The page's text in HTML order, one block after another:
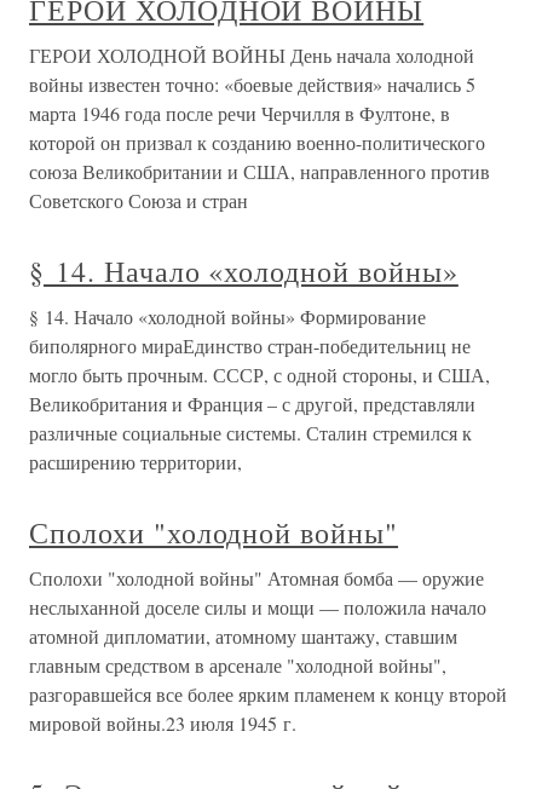
ГЕРОИ ХОЛОДНОЙ ВОЙНЫ
ГЕРОИ ХОЛОДНОЙ ВОЙНЫ День начала холодной
войны известен точно: «боевые действия» начались 5
марта 1946 года после речи Черчилля в Фултоне, в
которой он призвал к созданию военно-политического
союза Великобритании и США, направленного против
Советского Союза и стран
§ 14. Начало «холодной войны»
§ 14. Начало «холодной войны» Формирование
биполярного мираЕдинство стран-победительниц не
могло быть прочным. СССР, с одной стороны, и США,
Великобритания и Франция – с другой, представляли
различные социальные системы. Сталин стремился к
расширению территории,
Сполохи "холодной войны"
Сполохи "холодной войны" Атомная бомба — оружие
неслыханной доселе силы и мощи — положила начало
атомной дипломатии, атомному шантажу, ставшим
главным средством в арсенале "холодной войны",
разгоравшейся все более ярким пламенем к концу второй
мировой войны.23 июля 1945 г.